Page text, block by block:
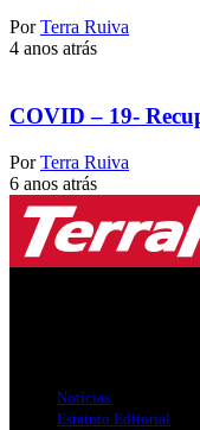
Por Terra Ruiva
4 anos atrás
COVID – 19-
Por Terra Ruiva
6 anos atrás
Notícias
Estatuto Editorial